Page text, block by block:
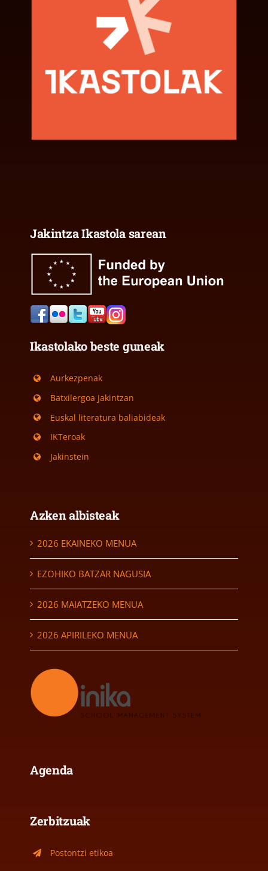
Jakintza Ikastola sarean
Ikastolako beste guneak
Aurkezpenak
Batxilergoa Jakintzan
Euskal literatura baliabideak
IKTeroak
Jakinstein
Azken albisteak
2026 EKAINEKO MENUA
EZOHIKO BATZAR NAGUSIA
2026 MAIATZEKO MENUA
2026 APIRILEKO MENUA
Agenda
Zerbitzuak
Postontzi etikoa